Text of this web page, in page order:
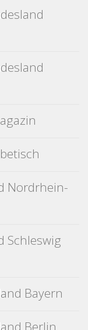
Nordrhein-
Schleswig
Bayern
Berlin